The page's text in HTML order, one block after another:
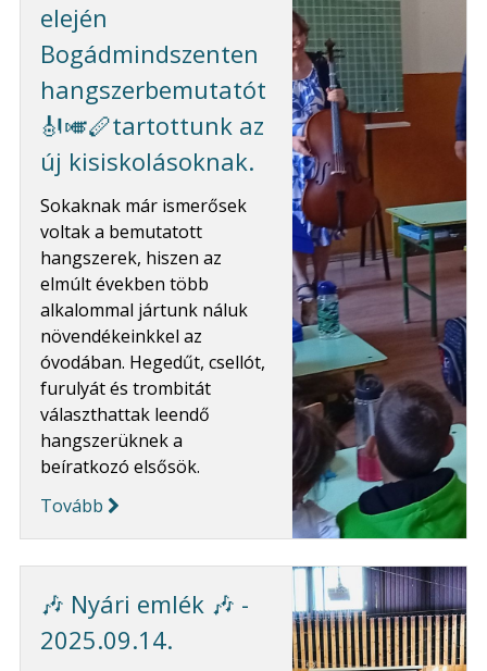
elején
Bogádmindszenten
hangszerbemutatót
🎻🎺🪈tartottunk az
új kisiskolásoknak.
Sokaknak már ismerősek
voltak a bemutatott
hangszerek, hiszen az
elmúlt években több
alkalommal jártunk náluk
növendékeinkkel az
óvodában. Hegedűt, csellót,
furulyát és trombitát
választhattak leendő
hangszerüknek a
beíratkozó elsősök.
Tovább
🎶 Nyári emlék 🎶 -
2025.09.14.